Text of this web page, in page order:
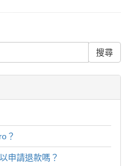
？
申請退款嗎？